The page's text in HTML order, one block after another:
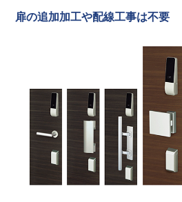
扉の追加加工や配線工事は不要